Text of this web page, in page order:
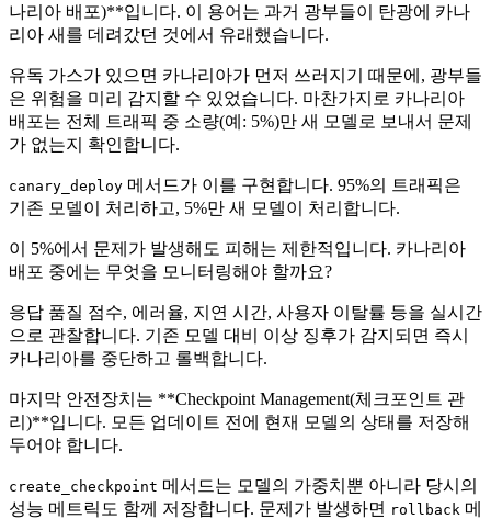
나리아 배포)**입니다. 이 용어는 과거 광부들이 탄광에 카나
리아 새를 데려갔던 것에서 유래했습니다.
유독 가스가 있으면 카나리아가 먼저 쓰러지기 때문에, 광부들
은 위험을 미리 감지할 수 있었습니다. 마찬가지로 카나리아
배포는 전체 트래픽 중 소량(예: 5%)만 새 모델로 보내서 문제
가 없는지 확인합니다.
canary_deploy 메서드가 이를 구현합니다. 95%의 트래픽은
기존 모델이 처리하고, 5%만 새 모델이 처리합니다.
이 5%에서 문제가 발생해도 피해는 제한적입니다. 카나리아
배포 중에는 무엇을 모니터링해야 할까요?
응답 품질 점수, 에러율, 지연 시간, 사용자 이탈률 등을 실시간
으로 관찰합니다. 기존 모델 대비 이상 징후가 감지되면 즉시
카나리아를 중단하고 롤백합니다.
마지막 안전장치는 **Checkpoint Management(체크포인트 관
리)**입니다. 모든 업데이트 전에 현재 모델의 상태를 저장해
두어야 합니다.
create_checkpoint 메서드는 모델의 가중치뿐 아니라 당시의
성능 메트릭도 함께 저장합니다. 문제가 발생하면 rollback 메